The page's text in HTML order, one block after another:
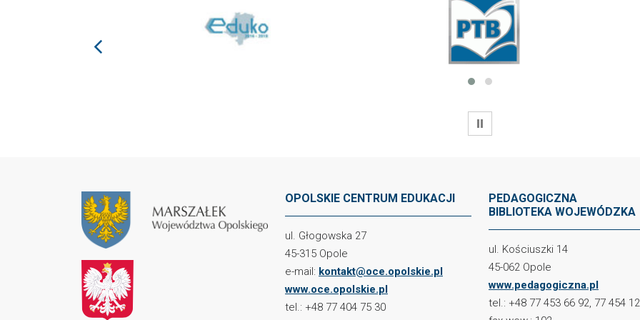
prev
WSTRZYMAJ
OPOLSKIE CENTRUM EDUKACJI
ul. Głogowska 27
45-315 Opole
e-mail: kontakt@oce.opolskie.pl
www.oce.opolskie.pl
tel.: +48 77 404 75 30
PEDAGOGICZNA
BIBLIOTEKA WOJEWÓDZKA
ul. Kościuszki 14
45-062 Opole
www.pedagogiczna.pl
tel.: +48 77 453 66 92, 77 454